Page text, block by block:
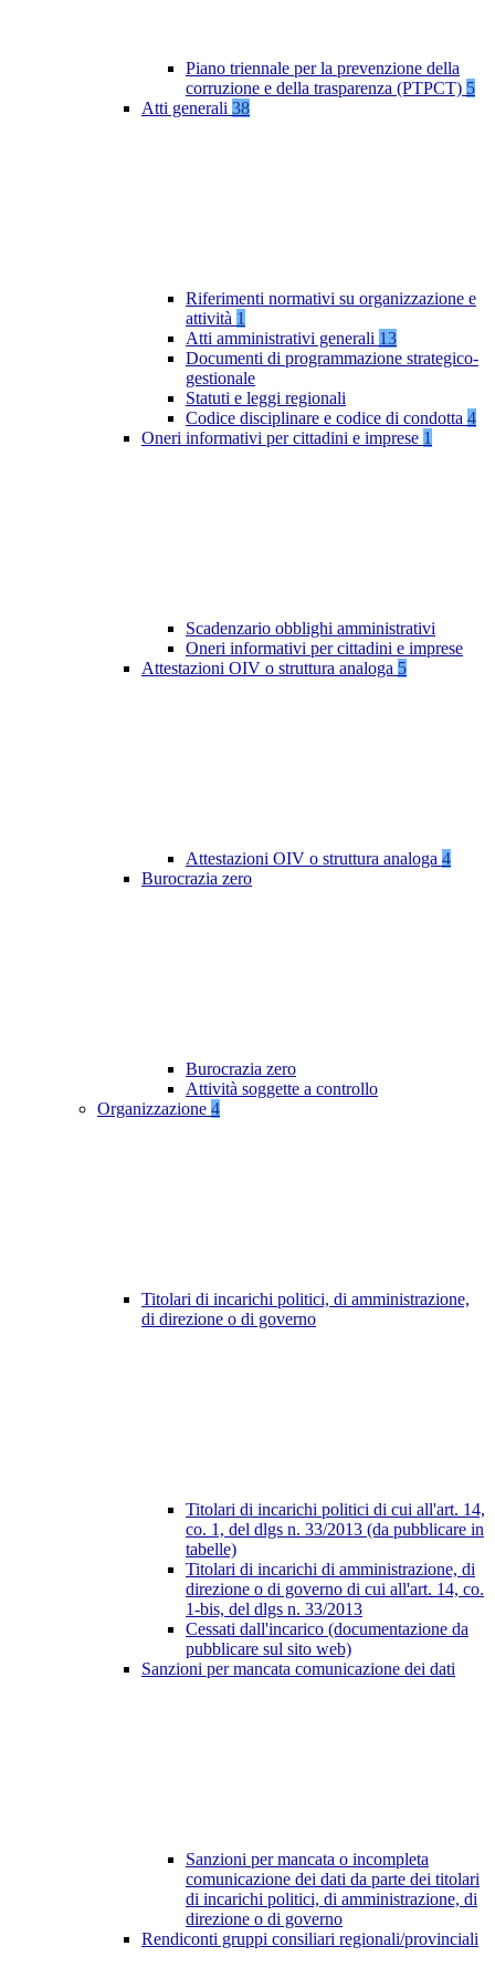
Piano triennale per la prevenzione della
corruzione e della trasparenza (PTPCT) 5
Atti generali 38
Riferimenti normativi su organizzazione e
attività 1
Atti amministrativi generali 13
Documenti di programmazione strategico-
gestionale
Statuti e leggi regionali
Codice disciplinare e codice di condotta 4
Oneri informativi per cittadini e imprese 1
Scadenzario obblighi amministrativi
Oneri informativi per cittadini e imprese
Attestazioni OIV o struttura analoga 5
Attestazioni OIV o struttura analoga 4
Burocrazia zero
Burocrazia zero
Attività soggette a controllo
Organizzazione 4
Titolari di incarichi politici, di amministrazione,
di direzione o di governo
Titolari di incarichi politici di cui all'art. 14,
co. 1, del dlgs n. 33/2013 (da pubblicare in
tabelle)
Titolari di incarichi di amministrazione, di
direzione o di governo di cui all'art. 14, co.
1-bis, del dlgs n. 33/2013
Cessati dall'incarico (documentazione da
pubblicare sul sito web)
Sanzioni per mancata comunicazione dei dati
Sanzioni per mancata o incompleta
comunicazione dei dati da parte dei titolari
di incarichi politici, di amministrazione, di
direzione o di governo
Rendiconti gruppi consiliari regionali/provinciali